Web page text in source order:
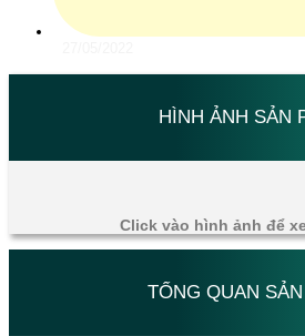
HÌNH ẢNH SẢN
Click vào hình ảnh để
TỔNG QUAN